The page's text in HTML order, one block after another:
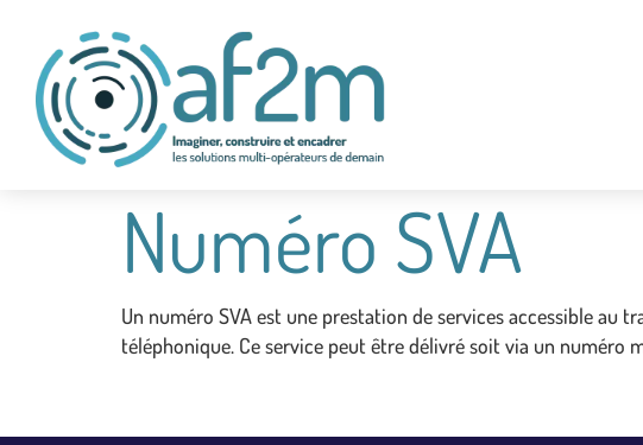
Numéro SVA
Un numéro SVA est une prestation de services accessible au
téléphonique. Ce service peut être délivré soit via un numéro